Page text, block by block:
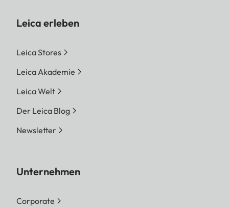
Leica erleben
Leica Stores
Leica Akademie
Leica Welt
Der Leica Blog
Newsletter
Unternehmen
Corporate